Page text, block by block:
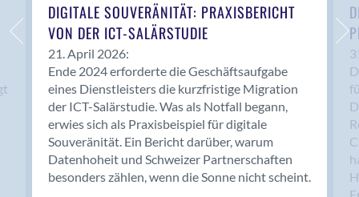
Basel
Bassersdorf
Belp
Bendern
Benken (SG)
Bergdietikon
Berlin
Bern
Bern - Liebefeld
DIGITALE SOUVERÄNITÄT: PRAXISBERICHT
VON DER ICT-SALÄRSTUDIE
21. April 2026:
Ende 2024 erforderte die Geschäftsaufgabe
eines Dienstleisters die kurzfristige Migration
der ICT-Salärstudie. Was als Notfall begann,
erwies sich als Praxisbeispiel für digitale
Souveränität. Ein Bericht darüber, warum
Datenhoheit und Schweizer Partnerschaften
besonders zählen, wenn die Sonne nicht scheint.